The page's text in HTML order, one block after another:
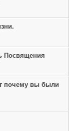
Посвящения
почему вы были